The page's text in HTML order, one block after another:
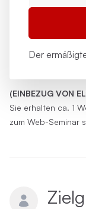
(EINBEZUG VON
Sie erhalten ca. 1
zum Web-Seminar
Der